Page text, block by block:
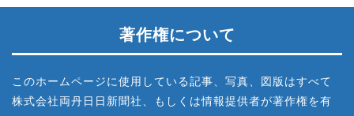
著作権について
このホームページに使用している記事、写真、図版はすべて
株式会社両丹日日新聞社、もしくは情報提供者が著作権を有